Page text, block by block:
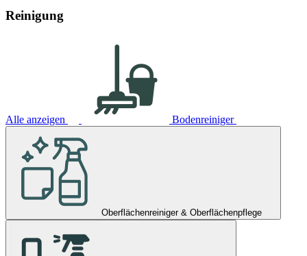
Reinigung
Alle anzeigen Bodenreiniger
Oberflächenreiniger & Oberflächenpflege